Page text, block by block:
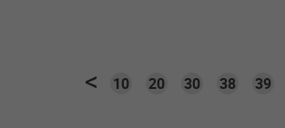
10 20 30 38 39